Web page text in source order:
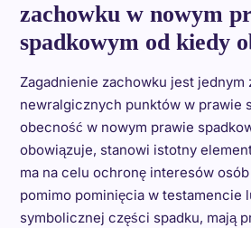
zachowku w nowym
spadkowym od kiedy
Zagadnienie zachowku jest jednym
newralgicznych punktów w prawie
obecność w nowym prawie
obowiązuje, stanowi istotny
ma na celu ochronę interesów
pomimo pominięcia w testamencie
symbolicznej części spadku, mają